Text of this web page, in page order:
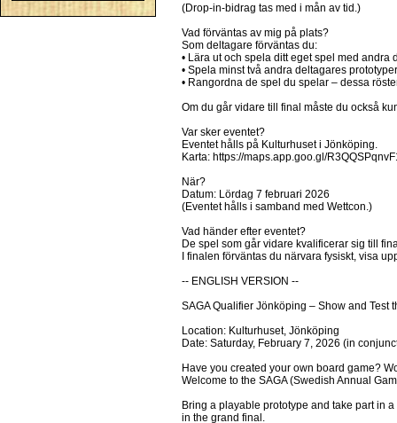
(Drop-in-bidrag tas med i mån av tid.)
Vad förväntas av mig på plats?
Som deltagare förväntas du:
• Lära ut och spela ditt eget spel med andra
• Spela minst två andra deltagares prototyper
• Rangordna de spel du spelar – dessa
Om du går vidare till final måste du också
Var sker eventet?
Eventet hålls på Kulturhuset i Jönköping.
Karta: https://maps.app.goo.gl/
När?
Datum: Lördag 7 februari 2026
(Eventet hålls i samband med Wettcon.)
Vad händer efter eventet?
De spel som går vidare kvalificerar sig till
I finalen förväntas du närvara fysiskt, visa
-- ENGLISH VERSION --
SAGA Qualifier Jönköping – Show and Test
Location: Kulturhuset, Jönköping
Date: Saturday, February 7, 2026 (in
Have you created your own board game?
Welcome to the SAGA (Swedish Annual
Bring a playable prototype and take part in
in the grand final.